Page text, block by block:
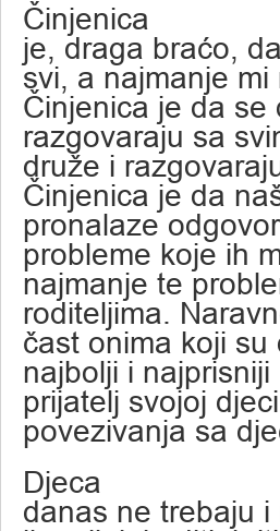
Činjenica
je, draga braćo,
svi, a najmanje mi
Činjenica je da
razgovaraju sa
druže i
Činjenica je da
pronalaze
probleme koje ih
najmanje te
roditeljima.
čast onima koji
najbolji i najprisniji
prijatelj svojoj
povezivanja sa
Djeca
danas ne trebaju